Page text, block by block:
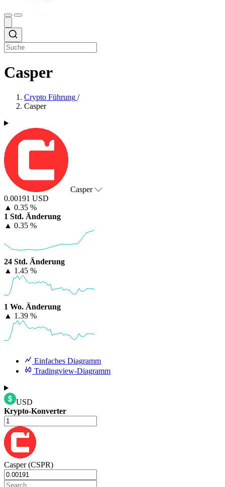
Casper
Crypto Führung /
Casper
Casper
0.00191 USD
▲ 0.35 %
1 Std. Änderung
▲ 0.35 %
24 Std. Änderung
▲ 1.45 %
1 Wo. Änderung
▲ 1.39 %
Einfaches Diagramm
Tradingview-Diagramm
USD
Krypto-Konverter
Casper (CSPR)